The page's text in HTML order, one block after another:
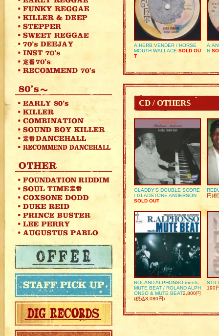
A:HERB VENDER / HORSE
MOUTH WALLACE SOLD OU
T
N
CD / OTHERS
GLADDY’S DOUBLE SCORE
/ GLADSTONE ANDERSON
SOLD OUT
円(
ROLAND ALPHONSO meets
MUTE BEAT / ROLAND ALPH
ONSO & MUTE BEAT2,800円
(税込3,080円)
190